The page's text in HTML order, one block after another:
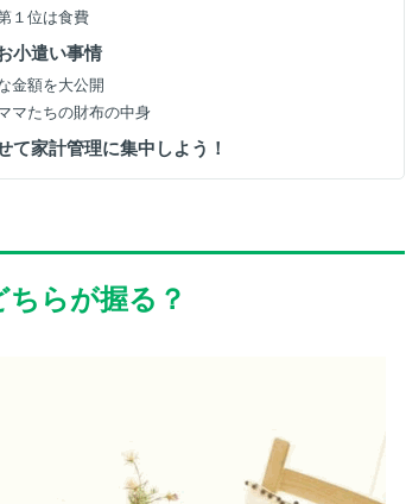
１位は食費
小遣い事情
金額を大公開
マたちの財布の中身
て家計管理に集中しよう！
らが握る？